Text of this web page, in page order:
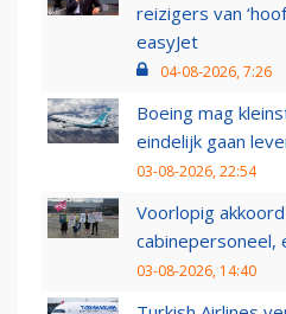
reizigers van
easyJet
04-08-2026, 7:26
Boeing mag
eindelijk gaan
03-08-2026, 22:54
Voorlopig
cabinepersoneel,
03-08-2026, 14:40